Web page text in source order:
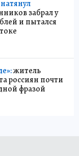
забрал у
и пытался
житель
россиян почти
фразой